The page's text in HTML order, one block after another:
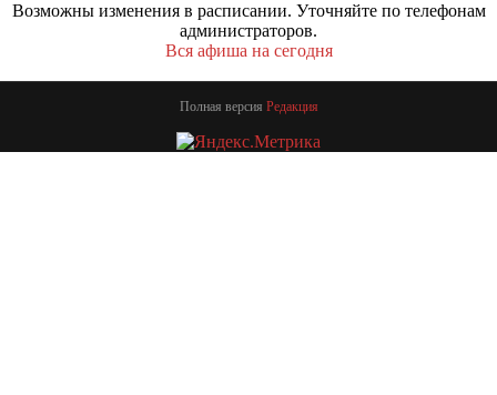
Возможны изменения в расписании. Уточняйте по телефонам
администраторов.
Вся афиша на сегодня
Полная версия Редакция